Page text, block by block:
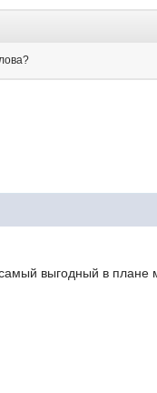
выгодный в плане